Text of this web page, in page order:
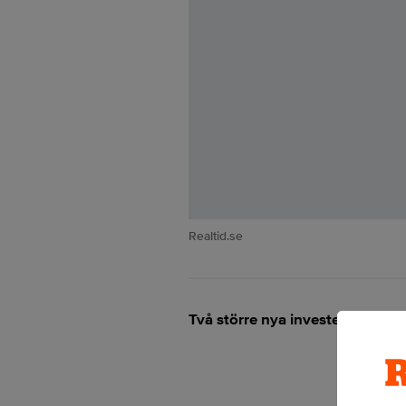
Realtid.se
Två större nya investeringar